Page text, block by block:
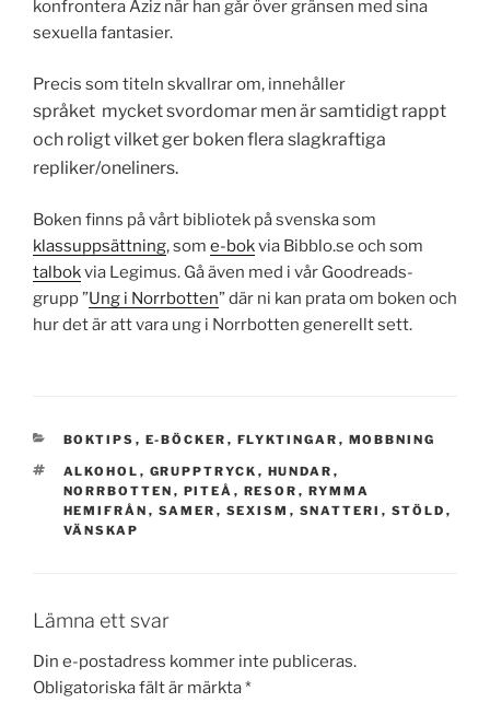
konfrontera Aziz när han går över gränsen med sina
sexuella fantasier.
Precis som titeln skvallrar om, innehåller
språket mycket svordomar men är samtidigt rappt
och roligt vilket ger boken flera slagkraftiga
repliker/oneliners.
Boken finns på vårt bibliotek på svenska som
klassuppsättning, som e-bokvia Bibblo.se och som
talbokvia Legimus. Gå även med i vår Goodreads-
grupp ”Ung i Norrbotten” där ni kan prata om boken och
hur det är att vara ung i Norrbotten generellt sett.
KATEGORIER
BOKTIPS , E-BÖCKER , FLYKTINGAR , MOBBNING
TAGGAR
ALKOHOL , GRUPPTRYCK , HUNDAR ,
NORRBOTTEN , PITEÅ , RESOR , RYMMA
HEMIFRÅN , SAMER , SEXISM , SNATTERI , STÖLD ,
VÄNSKAP
Lämna ett svar
Din e-postadress kommer inte publiceras.
Obligatoriska fält är märkta*